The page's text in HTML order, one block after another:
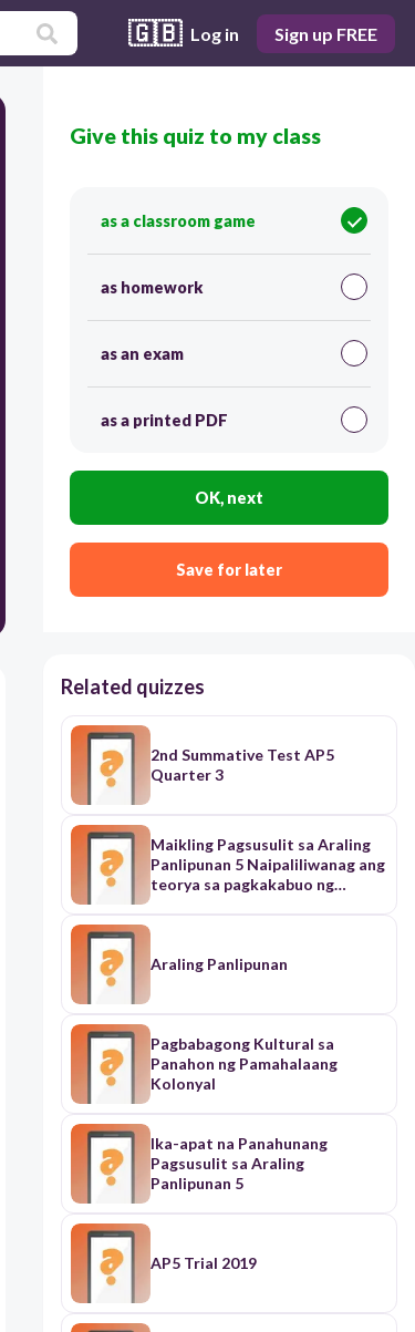
🇬🇧 Log in Sign up FREE
Score 0
Tama o Mali. Ang Poblacion ay sentro ng
Mali
Give this quiz to my class
as a classroom game
as homework
as an exam
as a printed PDF
OK, next
Save for later
Related quizzes
2nd Summative Test AP5
Quarter 3
Maikling Pagsusulit sa Araling
Panlipunan 5 Naipaliliwanag ang
teorya sa pagkakabuo ng
kapuluan at pinagmulan
Araling Panlipunan
Pagbabagong Kultural sa
Panahon ng Pamahalaang
Kolonyal
Ika-apat na Panahunang
Pagsusulit sa Araling
Panlipunan 5
AP5 Trial 2019